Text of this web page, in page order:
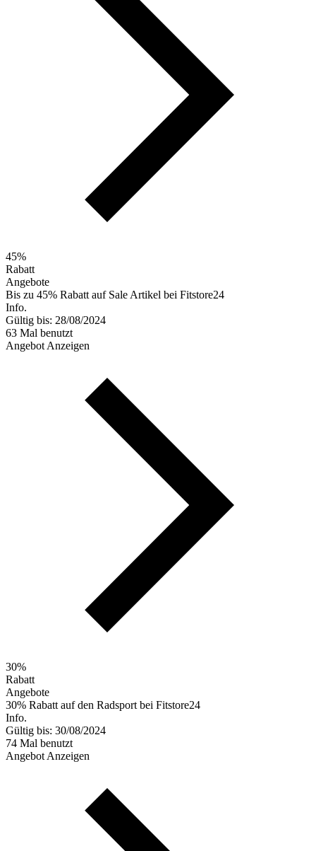
45%
Rabatt
Angebote
Bis zu 45% Rabatt auf Sale Artikel bei Fitstore24
Info.
Gültig bis: 28/08/2024
63 Mal benutzt
Angebot Anzeigen
30%
Rabatt
Angebote
30% Rabatt auf den Radsport bei Fitstore24
Info.
Gültig bis: 30/08/2024
74 Mal benutzt
Angebot Anzeigen